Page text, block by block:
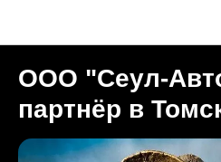
ООО "Сеул-
партнёр в